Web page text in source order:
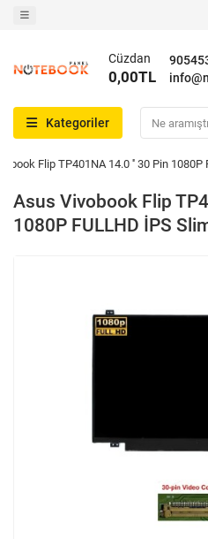
Cüzdan
0,00TL
Kategoriler
Flip TP401NA 14.0 '' 30 Pin 1080P
Asus Vivobook Flip
1080P FULLHD İPS